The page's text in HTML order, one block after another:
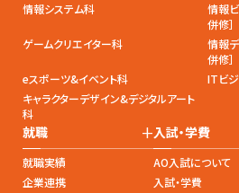
情報システム科
情報
併修］
ゲームクリエイター科
情報
併修］
eスポーツ&イベント科
ITビ
キャラクターデザイン&デジタルアート
科
就職 +
就職実績
企業連携
入試・学費
AO入試について
入試・学費